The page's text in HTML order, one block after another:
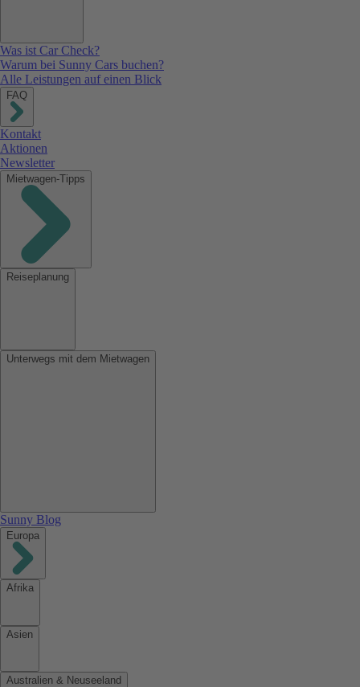
Was ist Car Check?
Warum bei Sunny Cars buchen?
Alle Leistungen auf einen Blick
FAQ
Kontakt
Aktionen
Newsletter
Mietwagen-Tipps
Reiseplanung
Unterwegs mit dem Mietwagen
Sunny Blog
Europa
Afrika
Asien
Australien & Neuseeland